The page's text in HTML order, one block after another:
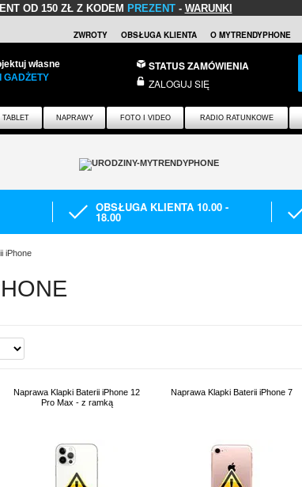
OD 150 ZŁ Z KODEM PREZENT- WARUNKI
ZWROTY OBSŁUGA KLIENTA O MYTRENDYPHONE
własne
GADŻETY
STATUS ZAMÓWIENIA
ZALOGUJ SIĘ
TABLET NAPRAWY FOTO I VIDEO RADIO RATUNKOWE
OBSŁUGA KLIENTA 10.00 -
18.00
iPhone
Naprawa Klapki Baterii iPhone 12
Pro Max - z ramką
Naprawa Klapki Baterii iPhone 7